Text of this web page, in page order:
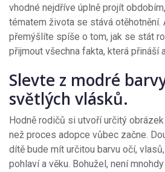
vhodné nejdříve úplně projít
tématem života se stává otěhotnění.
přemýšlíte spíše o tom, jak se stát
přijmout všechna fakta, která přináší
Slevte z modré
světlých vlásků.
Hodně rodičů si utvoří určitý
než proces adopce vůbec začne.
dítě bude mít určitou barvu očí,
pohlaví a věku. Bohužel, není